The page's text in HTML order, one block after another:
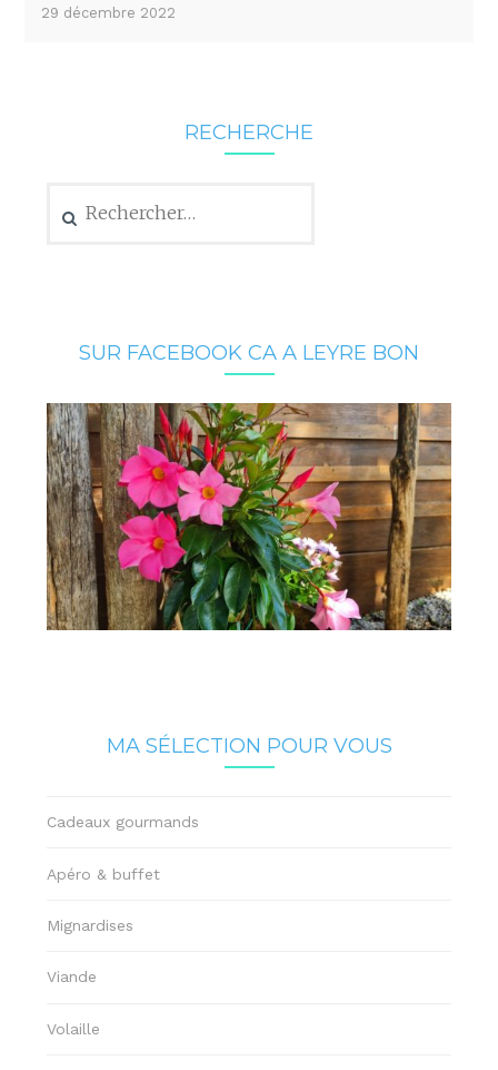
29 décembre 2022
RECHERCHE
SUR FACEBOOK CA A LEYRE BON
MA SÉLECTION POUR VOUS
Cadeaux gourmands
Apéro & buffet
Mignardises
Viande
Volaille